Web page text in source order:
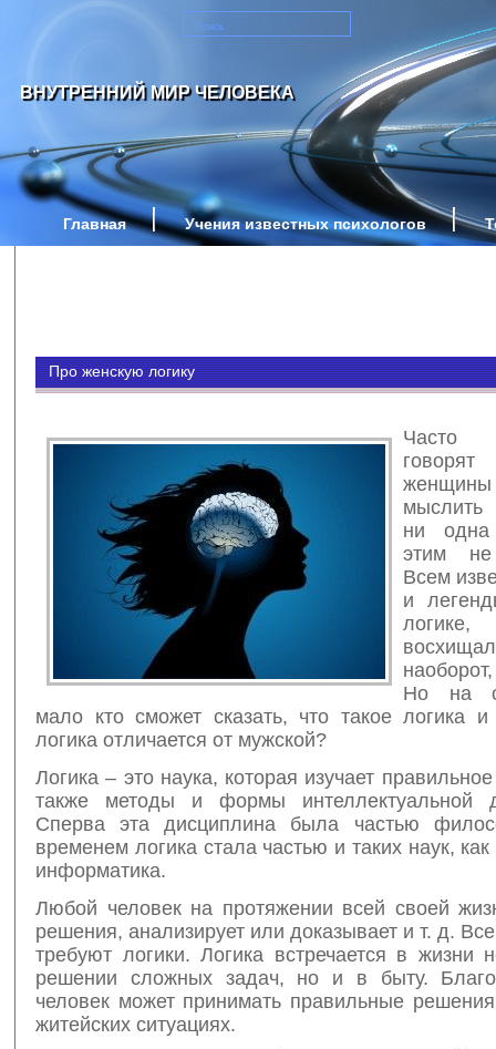
ВНУТРЕННИЙ МИР ЧЕЛОВЕКА
Главная Учения известных психологов
Про женскую логику
ни
этим не
Всем
и
Но на
мало кто сможет сказать, что такое логика
логика отличается от мужской?
Логика – это наука, которая изучает
также методы и формы интеллектуальной
Сперва эта дисциплина была частью
временем логика стала частью и таких наук,
информатика.
Любой человек на протяжении всей своей
решения, анализирует или доказывает и т. д.
требуют логики. Логика встречается в жизни
решении сложных задач, но и в быту.
человек может принимать правильные
житейских ситуациях.